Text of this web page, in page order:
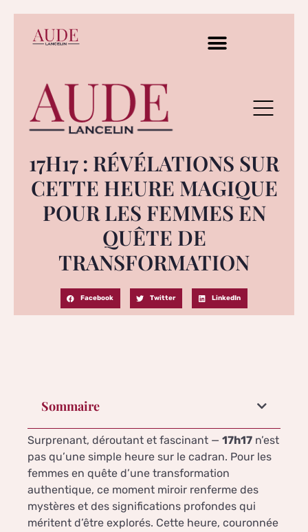
17H17 : RÉVÉLATIONS SUR
CETTE HEURE MAGIQUE
POUR LES FEMMES EN
QUÊTE DE
TRANSFORMATION
Facebook Twitter LinkedIn
Sommaire
Surprenant, déroutant et fascinant — 17h17 n’est
pas qu’une simple heure sur le cadran. Pour les
femmes en quête d’une transformation
authentique, ce moment miroir renferme des
mystères et des significations profondes qui
méritent d’être explorés. Cette heure, couronnée